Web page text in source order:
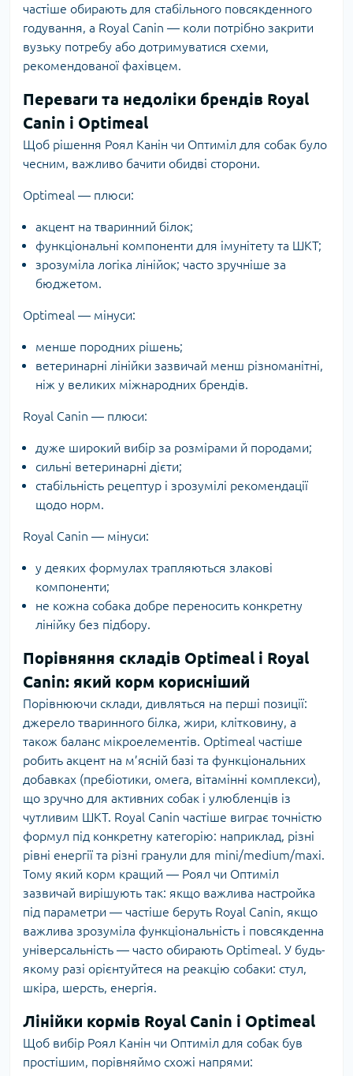
частіше обирають для стабільного повсякденного
годування, а Royal Canin — коли потрібно закрити
вузьку потребу або дотримуватися схеми,
рекомендованої фахівцем.
Переваги та недоліки брендів Royal
Canin і Optimeal
Щоб рішення Роял Канін чи Оптиміл для собак було
чесним, важливо бачити обидві сторони.
Optimeal — плюси:
акцент на тваринний білок;
функціональні компоненти для імунітету та ШКТ;
зрозуміла логіка лінійок; часто зручніше за
бюджетом.
Optimeal — мінуси:
менше породних рішень;
ветеринарні лінійки зазвичай менш різноманітні,
ніж у великих міжнародних брендів.
Royal Canin — плюси:
дуже широкий вибір за розмірами й породами;
сильні ветеринарні дієти;
стабільність рецептур і зрозумілі рекомендації
щодо норм.
Royal Canin — мінуси:
у деяких формулах трапляються злакові
компоненти;
не кожна собака добре переносить конкретну
лінійку без підбору.
Порівняння складів Optimeal і Royal
Canin: який корм корисніший
Порівнюючи склади, дивляться на перші позиції:
джерело тваринного білка, жири, клітковину, а
також баланс мікроелементів. Optimeal частіше
робить акцент на м’ясній базі та функціональних
добавках (пребіотики, омега, вітамінні комплекси),
що зручно для активних собак і улюбленців із
чутливим ШКТ. Royal Canin частіше виграє точністю
формул під конкретну категорію: наприклад, різні
рівні енергії та різні гранули для mini/medium/maxi.
Тому який корм кращий — Роял чи Оптиміл
зазвичай вирішують так: якщо важлива настройка
під параметри — частіше беруть Royal Canin, якщо
важлива зрозуміла функціональність і повсякденна
універсальність — часто обирають Optimeal. У будь-
якому разі орієнтуйтеся на реакцію собаки: стул,
шкіра, шерсть, енергія.
Лінійки кормів Royal Canin і Optimeal
Щоб вибір Роял Канін чи Оптиміл для собак був
простішим, порівняймо схожі напрями: